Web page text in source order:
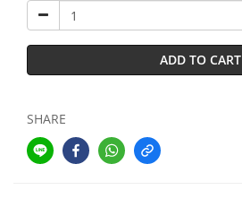
ADD TO CART
SHARE